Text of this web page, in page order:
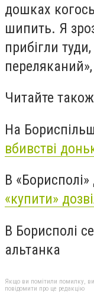
дошках
шипить. Я
прибігли
Читайте
На
вбивстві
В
«купити»
В Борисполі
альтанка
Якщо ви помітили помилку,
повідомити про це редакцію